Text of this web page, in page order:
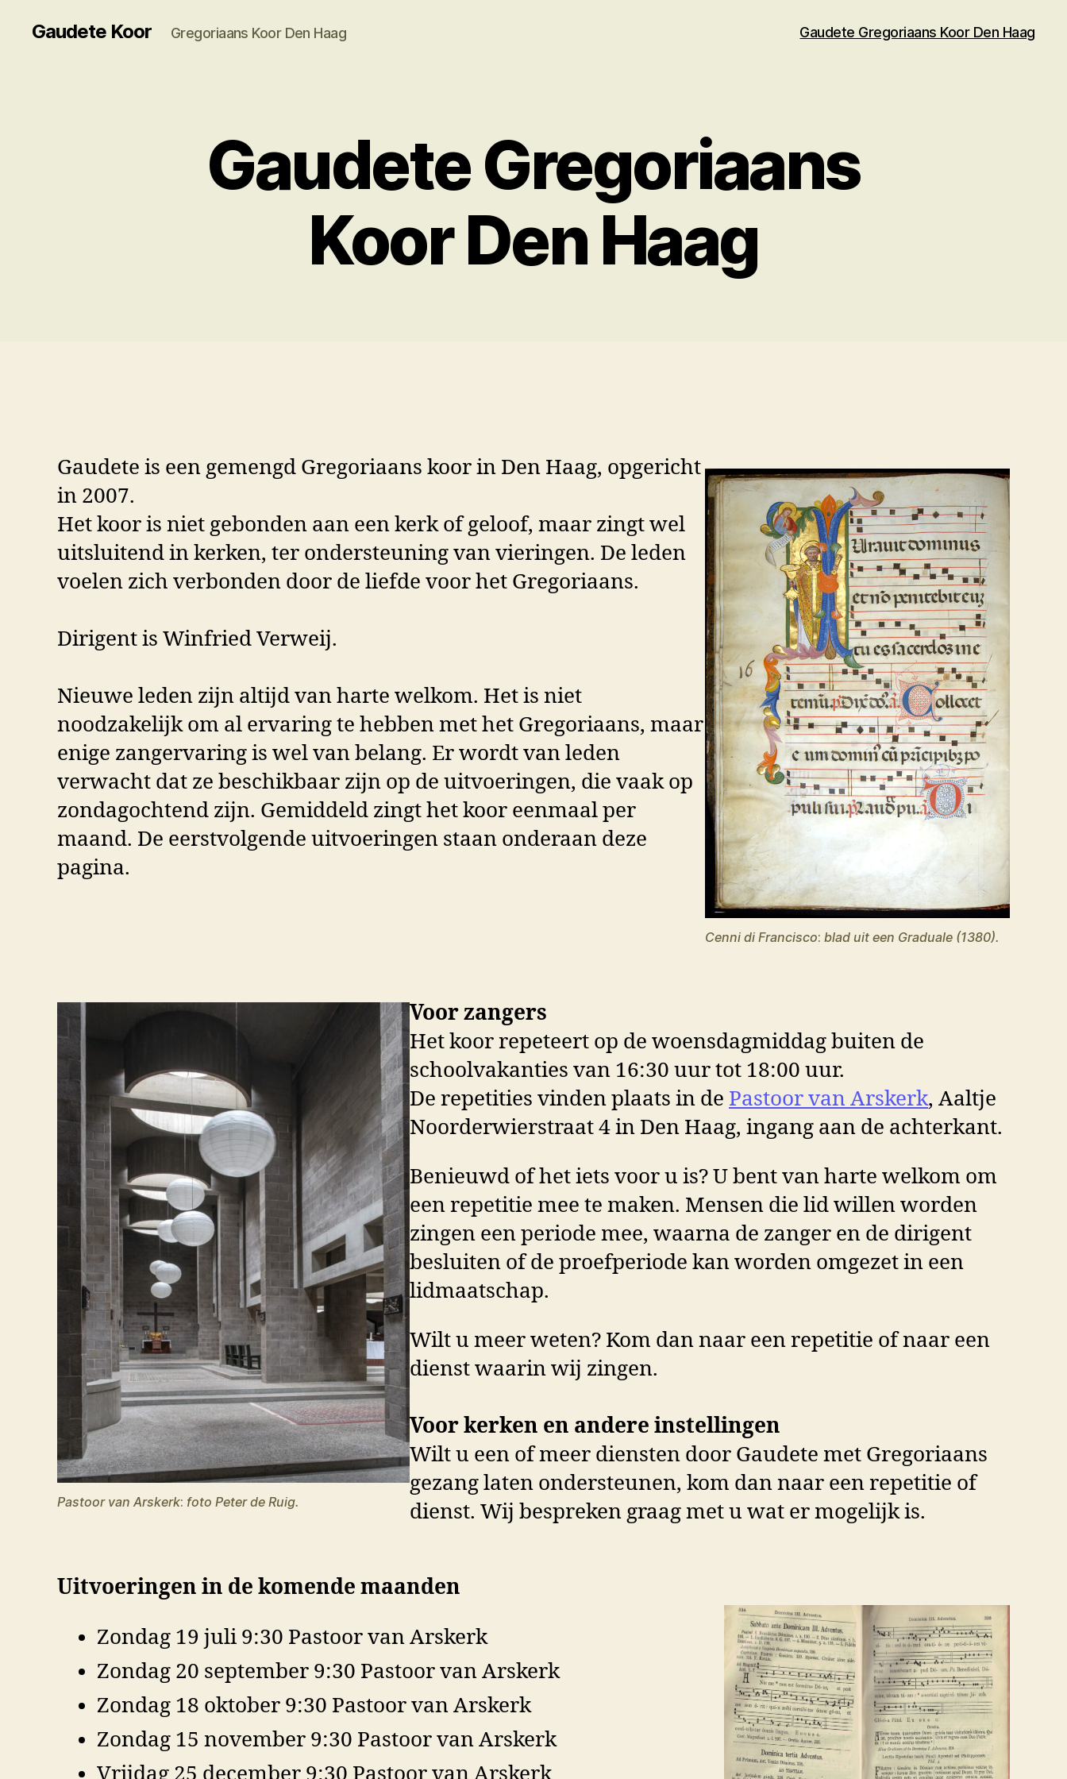
Gaudete Koor Gregoriaans Koor Den Haag Gaudete Gregoriaans Koor Den Haag
Gaudete Gregoriaans
Koor Den Haag
Gaudete is een gemengd Gregoriaans koor in Den Haag, opgericht
in 2007.
Het koor is niet gebonden aan een kerk of geloof, maar zingt wel
uitsluitend in kerken, ter ondersteuning van vieringen. De leden
voelen zich verbonden door de liefde voor het Gregoriaans.
Dirigent is Winfried Verweij.
Nieuwe leden zijn altijd van harte welkom. Het is niet
noodzakelijk om al ervaring te hebben met het Gregoriaans, maar
enige zangervaring is wel van belang. Er wordt van leden
verwacht dat ze beschikbaar zijn op de uitvoeringen, die vaak op
zondagochtend zijn. Gemiddeld zingt het koor eenmaal per
maand. De eerstvolgende uitvoeringen staan onderaan deze
pagina.
Cenni di Francisco: blad uit een Graduale (1380).
Pastoor van Arskerk: foto Peter de Ruig.
Voor zangers
Het koor repeteert op de woensdagmiddag buiten de
schoolvakanties van 16:30 uur tot 18:00 uur.
De repetities vinden plaats in de Pastoor van Arskerk, Aaltje
Noorderwierstraat 4 in Den Haag, ingang aan de achterkant.
Benieuwd of het iets voor u is? U bent van harte welkom om
een repetitie mee te maken. Mensen die lid willen worden
zingen een periode mee, waarna de zanger en de dirigent
besluiten of de proefperiode kan worden omgezet in een
lidmaatschap.
Wilt u meer weten? Kom dan naar een repetitie of naar een
dienst waarin wij zingen.
Voor kerken en andere instellingen
Wilt u een of meer diensten door Gaudete met Gregoriaans
gezang laten ondersteunen, kom dan naar een repetitie of
dienst. Wij bespreken graag met u wat er mogelijk is.
Uitvoeringen in de komende maanden
Zondag 19 juli 9:30 Pastoor van Arskerk
Zondag 20 september 9:30 Pastoor van Arskerk
Zondag 18 oktober 9:30 Pastoor van Arskerk
Zondag 15 november 9:30 Pastoor van Arskerk